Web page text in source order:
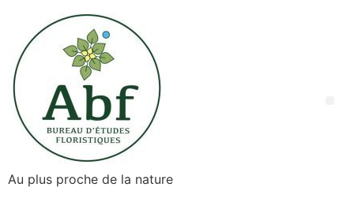
Au plus proche de la nature